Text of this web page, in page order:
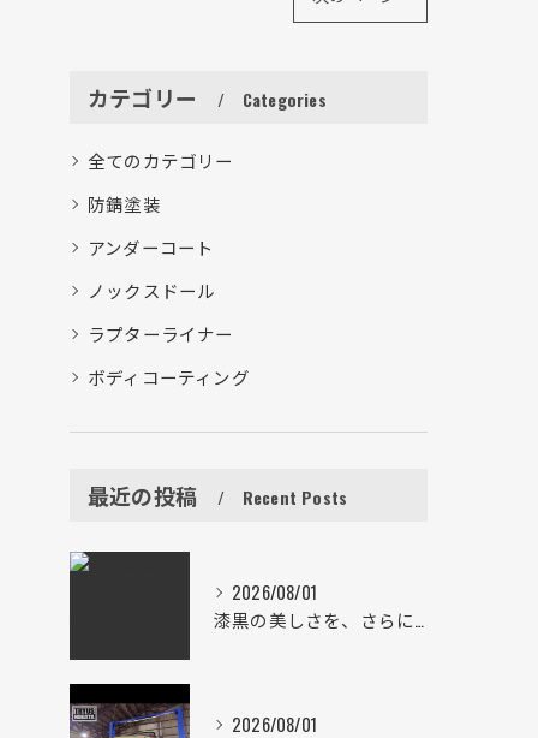
カテゴリー Categories
全てのカテゴリー
防錆塗装
アンダーコート
ノックスドール
ラプターライナー
ボディコーティング
最近の投稿 Recent Posts
2026/08/01
漆黒の美しさを、さらにその先へ。
2026/08/01